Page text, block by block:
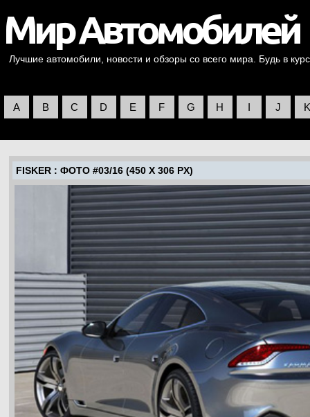
Лучшие автомобили, новости и обзоры со всего мира. Будь в
A B C D E F G H I J K
FISKER : ФОТО #03/16 (450 X 306 PX)